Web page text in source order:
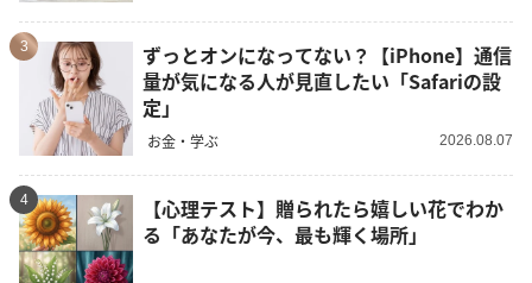
3
ずっとオンになってない？【iPhone】通信
量が気になる人が見直したい「Safariの設
定」
お金・学ぶ 2026.08.07
4
【心理テスト】贈られたら嬉しい花でわか
る「あなたが今、最も輝く場所」